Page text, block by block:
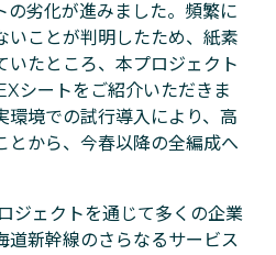
の劣化が進みました。頻繁に
いことが判明したため、紙素
いたところ、本プロジェクト
シートをご紹介いただきま
環境での試行導入により、高
とから、今春以降の全編成へ
ジェクトを通じて多くの企業
道新幹線のさらなるサービス